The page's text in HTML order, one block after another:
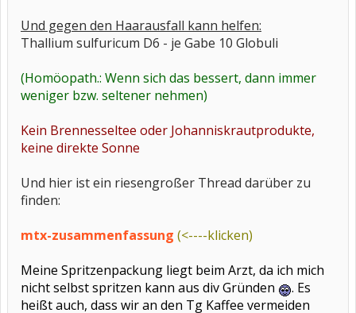
Und gegen den Haarausfall kann helfen:
Thallium sulfuricum D6 - je Gabe 10 Globuli
(Homöopath.: Wenn sich das bessert, dann immer
weniger bzw. seltener nehmen)
Kein Brennesseltee oder Johanniskrautprodukte,
keine direkte Sonne
Und hier ist ein riesengroßer Thread darüber zu
finden:
mtx-zusammenfassung (<----klicken)
Meine Spritzenpackung liegt beim Arzt, da ich mich
nicht selbst spritzen kann aus div Gründen
. Es
heißt auch, dass wir an den Tg Kaffee vermeiden